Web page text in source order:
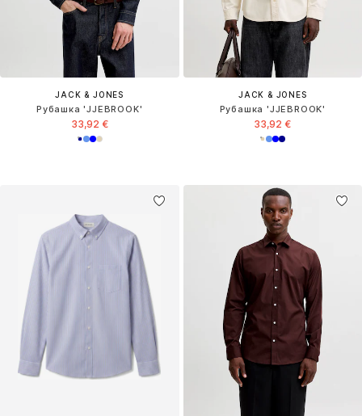
JACK & JONES
Рубашка 'JJEBROOK'
33,92 €
JACK & JONES
Рубашка 'JJEBROOK'
33,92 €